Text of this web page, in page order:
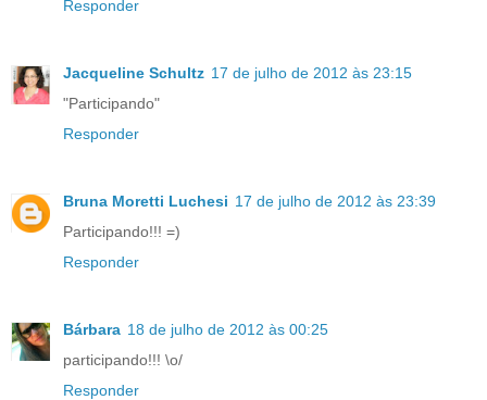
Responder
Jacqueline Schultz 17 de julho de 2012 às 23:15
"Participando"
Responder
Bruna Moretti Luchesi 17 de julho de 2012 às 23:39
Participando!!! =)
Responder
Bárbara 18 de julho de 2012 às 00:25
participando!!! \o/
Responder